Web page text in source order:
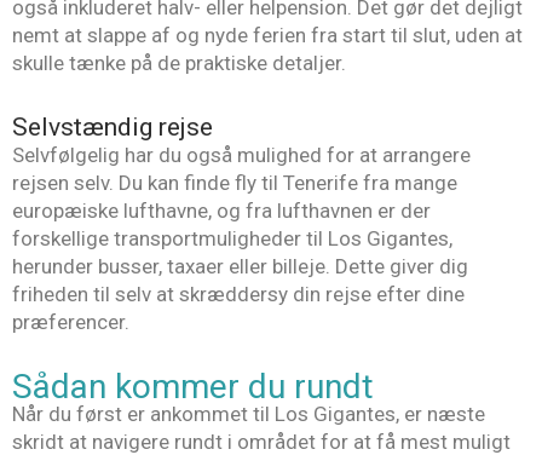
også inkluderet halv- eller helpension. Det gør det dejligt
nemt at slappe af og nyde ferien fra start til slut, uden at
skulle tænke på de praktiske detaljer.
Selvstændig rejse
Selvfølgelig har du også mulighed for at arrangere
rejsen selv. Du kan finde fly til Tenerife fra mange
europæiske lufthavne, og fra lufthavnen er der
forskellige transportmuligheder til Los Gigantes,
herunder busser, taxaer eller billeje. Dette giver dig
friheden til selv at skræddersy din rejse efter dine
præferencer.
Sådan kommer du rundt
Når du først er ankommet til Los Gigantes, er næste
skridt at navigere rundt i området for at få mest muligt